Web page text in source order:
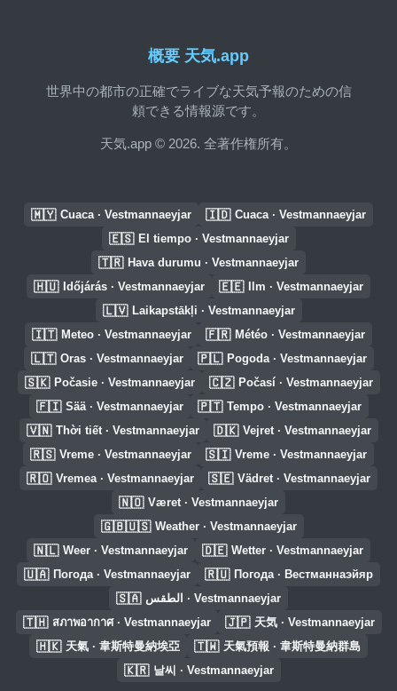
概要 天気.app
世界中の都市の正確でライブな天気予報のための信
頼できる情報源です。
天気.app © 2026. 全著作権所有。
🇲🇾 Cuaca · Vestmannaeyjar 🇮🇩 Cuaca · Vestmannaeyjar
🇪🇸 El tiempo · Vestmannaeyjar
🇹🇷 Hava durumu · Vestmannaeyjar
🇭🇺 Időjárás · Vestmannaeyjar 🇪🇪 Ilm · Vestmannaeyjar
🇱🇻 Laikapstākļi · Vestmannaeyjar
🇮🇹 Meteo · Vestmannaeyjar 🇫🇷 Météo · Vestmannaeyjar
🇱🇹 Oras · Vestmannaeyjar 🇵🇱 Pogoda · Vestmannaeyjar
🇸🇰 Počasie · Vestmannaeyjar 🇨🇿 Počasí · Vestmannaeyjar
🇫🇮 Sää · Vestmannaeyjar 🇵🇹 Tempo · Vestmannaeyjar
🇻🇳 Thời tiết · Vestmannaeyjar 🇩🇰 Vejret · Vestmannaeyjar
🇷🇸 Vreme · Vestmannaeyjar 🇸🇮 Vreme · Vestmannaeyjar
🇷🇴 Vremea · Vestmannaeyjar 🇸🇪 Vädret · Vestmannaeyjar
🇳🇴 Været · Vestmannaeyjar
🇬🇧🇺🇸 Weather · Vestmannaeyjar
🇳🇱 Weer · Vestmannaeyjar 🇩🇪 Wetter · Vestmannaeyjar
🇺🇦 Погода · Vestmannaeyjar 🇷🇺 Погода · Вестманнаэйяр
🇸🇦 الطقس · Vestmannaeyjar
🇹🇭 สภาพอากาศ · Vestmannaeyjar 🇯🇵 天気 · Vestmannaeyjar
🇭🇰 天氣 · 韋斯特曼納埃亞 🇹🇼 天氣預報 · 韋斯特曼納群島
🇰🇷 날씨 · Vestmannaeyjar